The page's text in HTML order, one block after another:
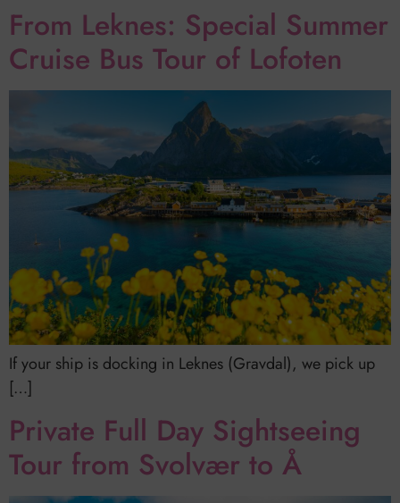
From Leknes: Special Summer
Cruise Bus Tour of Lofoten
If your ship is docking in Leknes (Gravdal), we pick up
[…]
Private Full Day Sightseeing
Tour from Svolvær to Å